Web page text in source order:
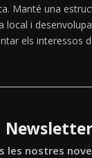
Manté una
local i
els interessos
Newsletter
les nostres